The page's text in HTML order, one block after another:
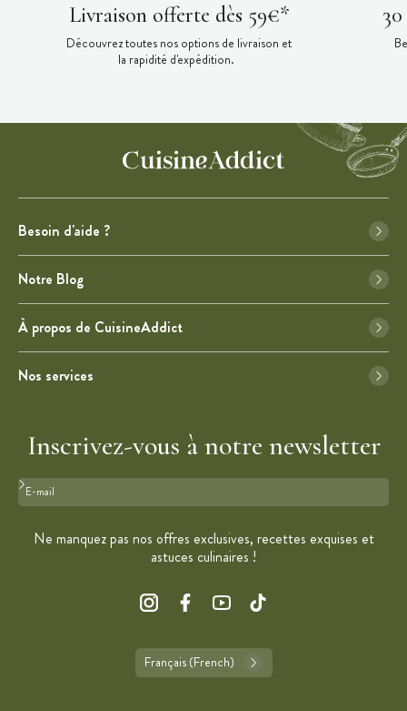
Livraison offerte dès 59€*
Découvrez toutes nos options de livraison et
la rapidité d'expédition.
Besoin d'aide ?
Notre Blog
À propos de CuisineAddict
Nos services
Inscrivez-vous à notre newsletter
Format : adresse@email.com
Ne manquez pas nos offres exclusives, recettes exquises et
astuces culinaires !
Français (French)